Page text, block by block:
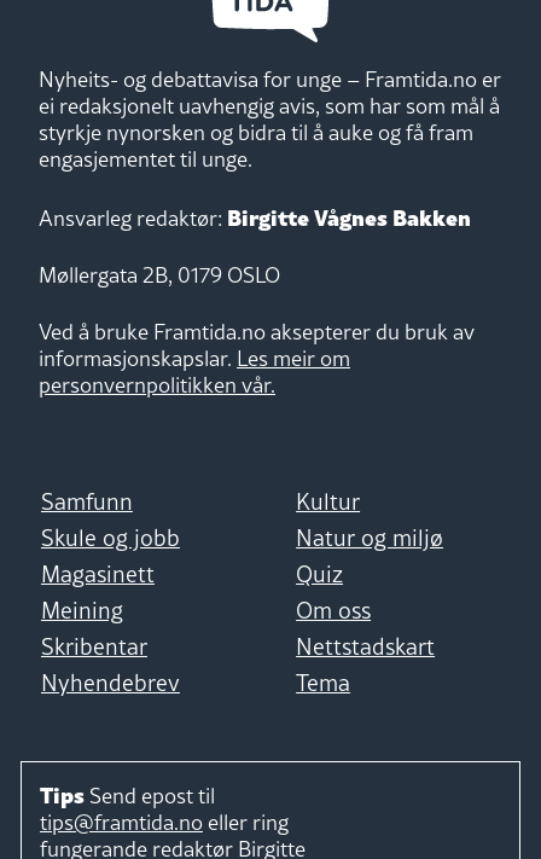
Nyheits- og debattavisa for unge – Framtida.no er
ei redaksjonelt uavhengig avis, som har som mål å
styrkje nynorsken og bidra til å auke og få fram
engasjementet til unge.
Ansvarleg redaktør: Birgitte Vågnes Bakken
Møllergata 2B, 0179 OSLO
Ved å bruke Framtida.no aksepterer du bruk av
informasjonskapslar. Les meir om
personvernpolitikken vår.
Samfunn
Kultur
Skule og jobb
Natur og miljø
Magasinett
Quiz
Meining
Om oss
Skribentar
Nettstadskart
Nyhendebrev
Tema
Tips Send epost til
tips@framtida.no eller ring
fungerande redaktør Birgitte